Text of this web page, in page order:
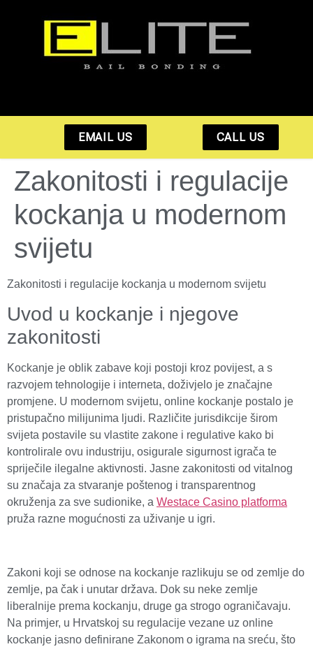
EMAIL US CALL US
Zakonitosti i regulacije
kockanja u modernom
svijetu
Zakonitosti i regulacije kockanja u modernom svijetu
Uvod u kockanje i njegove
zakonitosti
Kockanje je oblik zabave koji postoji kroz povijest, a s
razvojem tehnologije i interneta, doživjelo je značajne
promjene. U modernom svijetu, online kockanje postalo je
pristupačno milijunima ljudi. Različite jurisdikcije širom
svijeta postavile su vlastite zakone i regulative kako bi
kontrolirale ovu industriju, osigurale sigurnost igrača te
spriječile ilegalne aktivnosti. Jasne zakonitosti od vitalnog
su značaja za stvaranje poštenog i transparentnog
okruženja za sve sudionike, a Westace Casino platforma
pruža razne mogućnosti za uživanje u igri.
Zakoni koji se odnose na kockanje razlikuju se od zemlje do
zemlje, pa čak i unutar država. Dok su neke zemlje
liberalnije prema kockanju, druge ga strogo ograničavaju.
Na primjer, u Hrvatskoj su regulacije vezane uz online
kockanje jasno definirane Zakonom o igrama na sreću, što